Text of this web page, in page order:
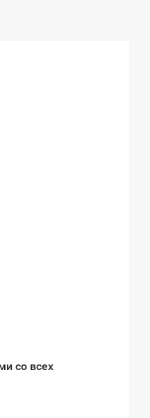
со всех